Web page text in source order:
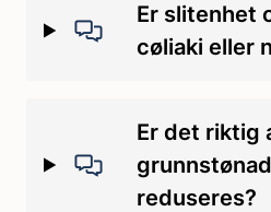
Er slitenhet
cøliaki eller
Er det riktig
reduseres?